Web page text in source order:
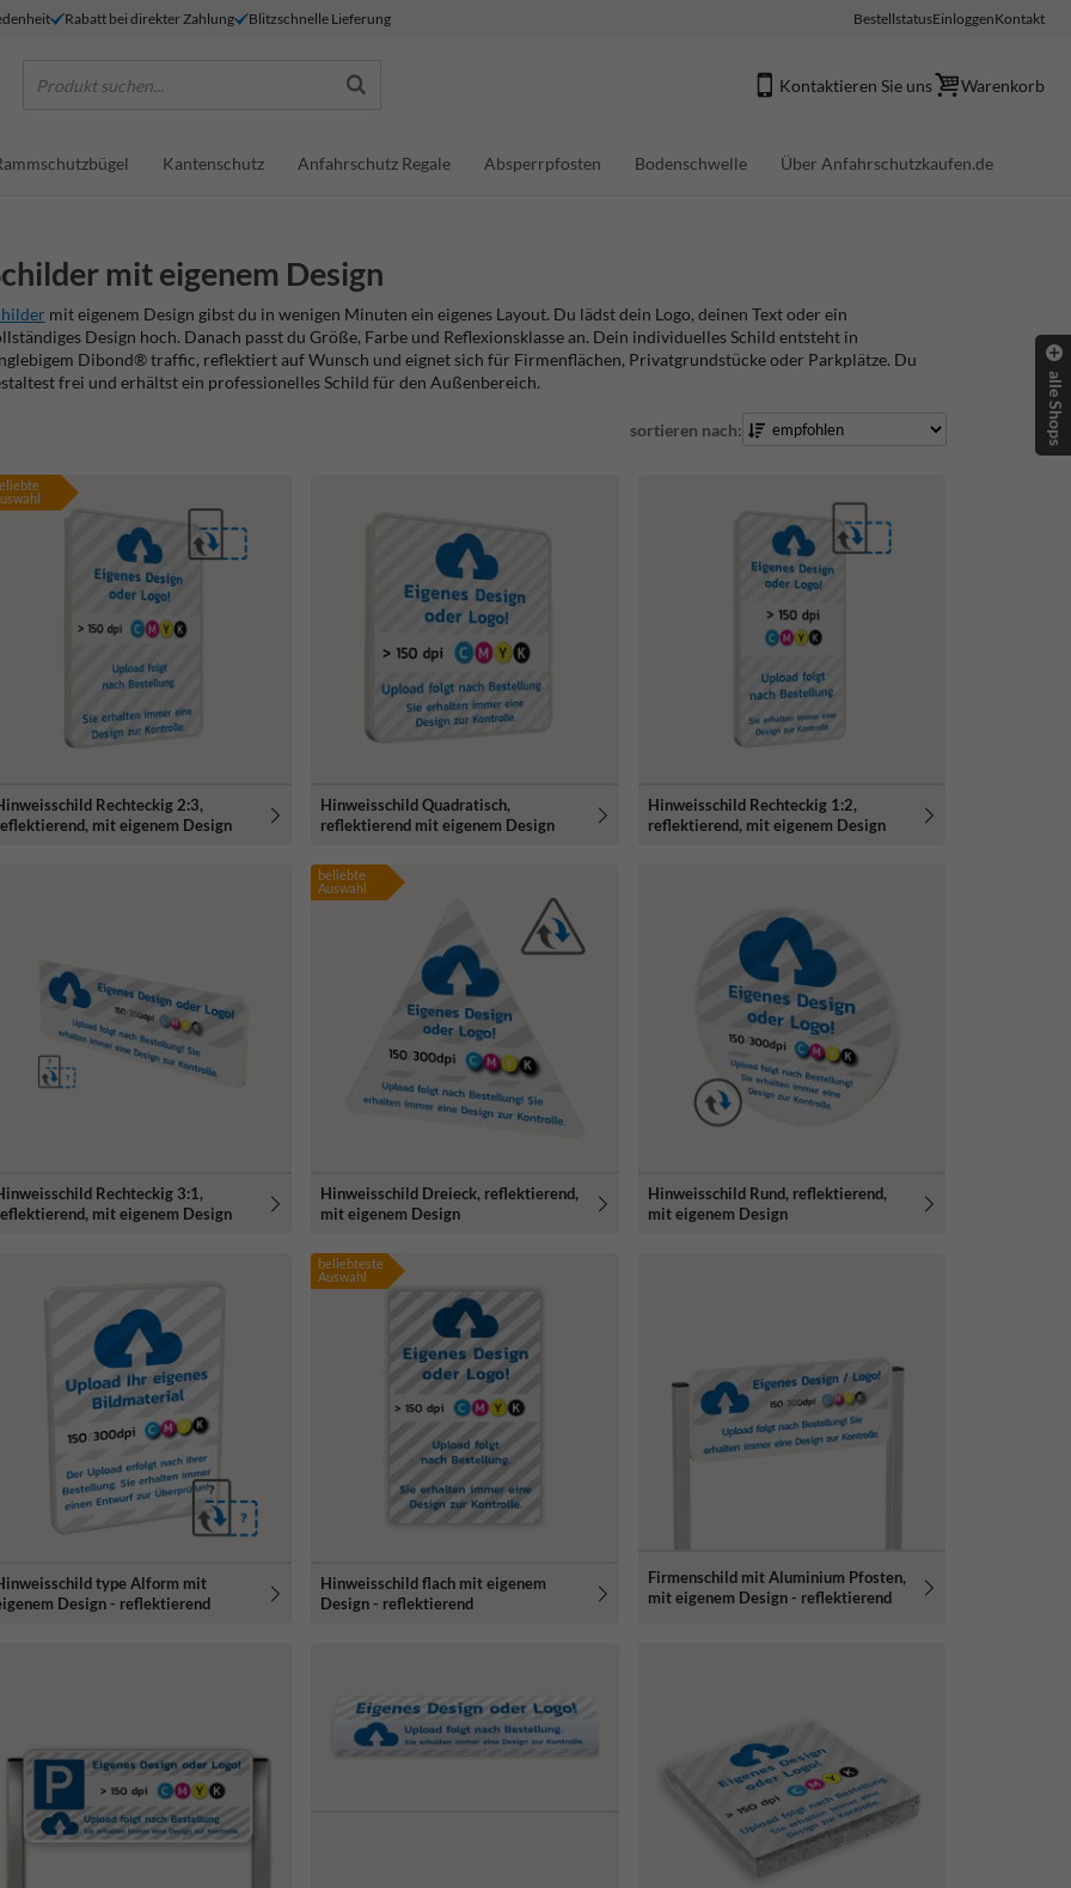
Rabatt bei direkter Zahlung Blitzschnelle Lieferung BestellstatusEinloggenKontakt
Produkt suchen... Kontaktieren Sie uns Warenkorb
Kantenschutz Anfahrschutz Regale Absperrpfosten Bodenschwelle Über Anfahrschutzkaufen.de
mit eigenem Design
mit eigenem Design gibst du in wenigen Minuten ein eigenes Layout. Du lädst dein Logo, deinen Text oder ein
Design hoch. Danach passt du Größe, Farbe und Reflexionsklasse an. Dein individuelles Schild entsteht in
Dibond® traffic, reflektiert auf Wunsch und eignet sich für Firmenflächen, Privatgrundstücke oder Parkplätze. Du
frei und erhältst ein professionelles Schild für den Außenbereich.
sortieren nach:
Rechteckig 2:3,
mit eigenem Design
Hinweisschild Quadratisch,
reflektierend mit eigenem Design
Hinweisschild Rechteckig 1:2,
reflektierend, mit eigenem Design
Rechteckig 3:1,
mit eigenem Design
beliebte
Auswahl
Hinweisschild Dreieck, reflektierend,
mit eigenem Design
Hinweisschild Rund, reflektierend,
mit eigenem Design
type Alform mit
Design - reflektierend
beliebteste
Auswahl
Hinweisschild flach mit eigenem
Design - reflektierend
Firmenschild mit Aluminium Pfosten,
mit eigenem Design - reflektierend
alle Shops